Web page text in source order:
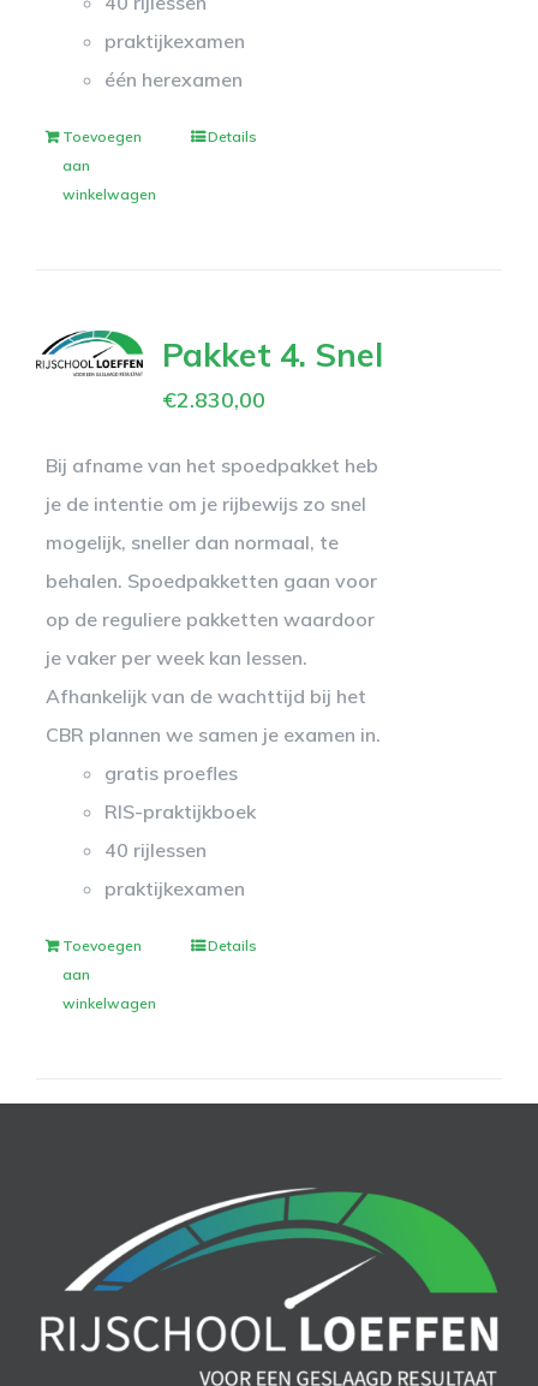
praktijkexamen
één herexamen
Toevoegen
aan
winkelwagen
Details
Pakket 4. Snel
€2.830,00
Bij afname van het spoedpakket heb
je de intentie om je rijbewijs zo snel
mogelijk, sneller dan normaal, te
behalen. Spoedpakketten gaan voor
op de reguliere pakketten waardoor
je vaker per week kan lessen.
Afhankelijk van de wachttijd bij het
CBR plannen we samen je examen in.
gratis proefles
RIS-praktijkboek
40 rijlessen
praktijkexamen
Toevoegen
aan
winkelwagen
Details